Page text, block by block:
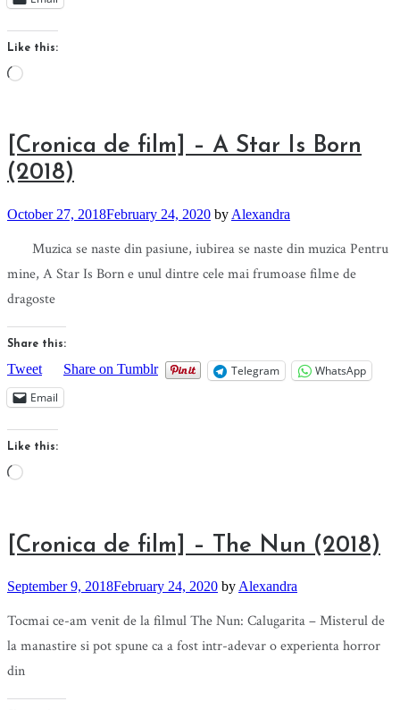
Like this:
Loading…
[Cronica de film] – A Star Is Born
(2018)
October 27, 2018February 24, 2020 by Alexandra
Muzica se naste din pasiune, iubirea se naste din muzica Pentru
mine, A Star Is Born e unul dintre cele mai frumoase filme de
dragoste
Share this:
Tweet Share on Tumblr Telegram
WhatsApp
Email
Like this:
Loading…
[Cronica de film] – The Nun (2018)
September 9, 2018February 24, 2020 by Alexandra
Tocmai ce-am venit de la filmul The Nun: Calugarita – Misterul de
la manastire si pot spune ca a fost intr-adevar o experienta horror
din